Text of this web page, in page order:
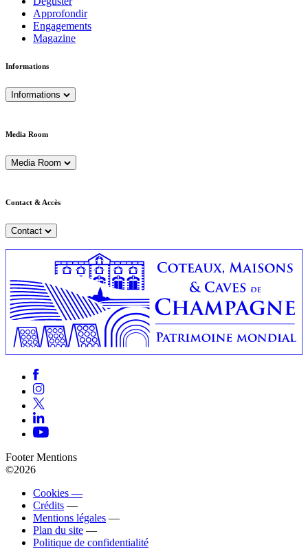
Approfondir
Engagements
Magazine
Informations
Informations
Media Room
Media Room
Contact & Accès
Contact
Footer Mentions
©2026
Cookies —
Crédits —
Mentions légales —
Plan du site —
Politique de confidentialité